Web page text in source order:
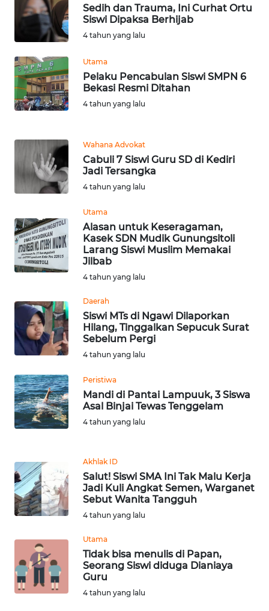
Sedih dan Trauma, Ini Curhat Ortu
Siswi Dipaksa Berhijab
4 tahun yang lalu
Utama
Pelaku Pencabulan Siswi SMPN 6
Bekasi Resmi Ditahan
4 tahun yang lalu
Wahana Advokat
Cabuli 7 Siswi Guru SD di Kediri
Jadi Tersangka
4 tahun yang lalu
Utama
Alasan untuk Keseragaman,
Kasek SDN Mudik Gunungsitoli
Larang Siswi Muslim Memakai
Jilbab
4 tahun yang lalu
Daerah
Siswi MTs di Ngawi Dilaporkan
Hilang, Tinggalkan Sepucuk Surat
Sebelum Pergi
4 tahun yang lalu
Peristiwa
Mandi di Pantai Lampuuk, 3 Siswa
Asal Binjai Tewas Tenggelam
4 tahun yang lalu
Akhlak ID
Salut! Siswi SMA Ini Tak Malu Kerja
Jadi Kuli Angkat Semen, Warganet
Sebut Wanita Tangguh
4 tahun yang lalu
Utama
Tidak bisa menulis di Papan,
Seorang Siswi diduga Dianiaya
Guru
4 tahun yang lalu
WN
SIMALUNGUN
WN
LABUHANBATU
TENGAH
WN DELI
SERDANG
WN
TEBING
TINGGI
WN
KARAWANG
BEKASI
WN
BOGOR
DEPOK
WN
TAPANULI
WN
SAMOSIR